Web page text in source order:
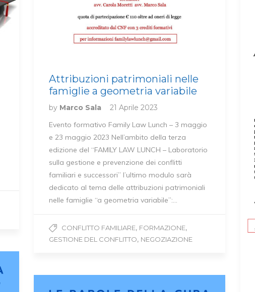
Attribuzioni patrimoniali nelle
famiglie a geometria variabile
by Marco Sala
21 Aprile 2023
Evento formativo Family Law Lunch – 3 maggio
e 23 maggio 2023 Nell’ambito della terza
edizione del “FAMILY LAW LUNCH – Laboratorio
sulla gestione e prevenzione dei conflitti
familiari e successori” l’ultimo modulo sarà
dedicato al tema delle attribuzioni patrimoniali
nelle famiglie “a geometria variabile”:…
CONFLITTO FAMILIARE, FORMAZIONE,
GESTIONE DEL CONFLITTO, NEGOZIAZIONE